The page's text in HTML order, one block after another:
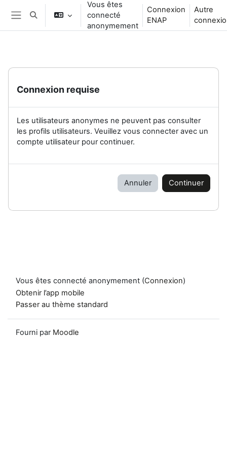
Passer au contenu principal
Panneau latéral
Activer/désactiver la saisie de recherche
Vous êtes
connecté
anonymement
Connexion
ENAP
Autre
Connexion requise
Les utilisateurs anonymes ne peuvent pas consulter
les profils utilisateurs. Veuillez vous connecter avec un
compte utilisateur pour continuer.
Annuler Continuer
Vous êtes connecté anonymement (Connexion)
Obtenir l’app mobile
Passer au thème standard
Fourni par Moodle